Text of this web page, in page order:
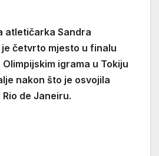
atletičarka Sandra
četvrto mjesto u finalu
igrama u Tokiju
nakon što je osvojila
de Janeiru.